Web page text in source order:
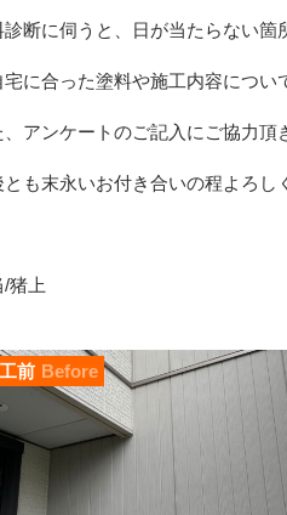
診断に伺うと、日が当たらない箇
宅に合った塗料や施工内容につい
、アンケートのご記入にご協力頂
とも末永いお付き合いの程よろし
猪上
前 Before